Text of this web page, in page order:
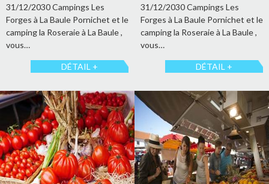
31/12/2030 Campings Les
Forges à La Baule Pornichet et le
camping la Roseraie à La Baule ,
vous…
DÉTAIL +
31/12/2030 Campings Les
Forges à La Baule Pornichet et le
camping la Roseraie à La Baule ,
vous…
DÉTAIL +